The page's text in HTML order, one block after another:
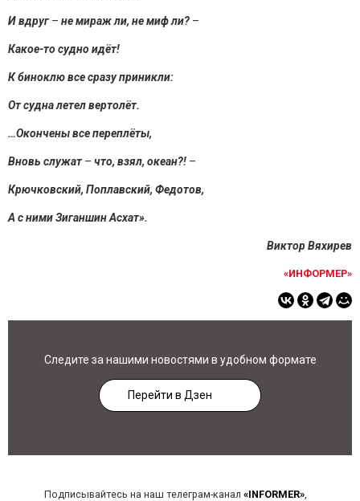
И вдруг– не мираж ли, не миф ли? –
Какое-то судно идёт!
К биноклю все сразу приникли:
От судна летел вертолёт.
…Окончены все переплёты,
Вновь служат– что, взял, океан?! –
Крючковский, Поплавский, Федотов,
А с ними Зиганшин Асхат».
Виктор Вяхирев
«ИНФОРМЕР»
Следите за нашими новостями в удобном формате
Перейти в Дзен
Подписывайтесь на наш телеграм-канал «INFORMER»,